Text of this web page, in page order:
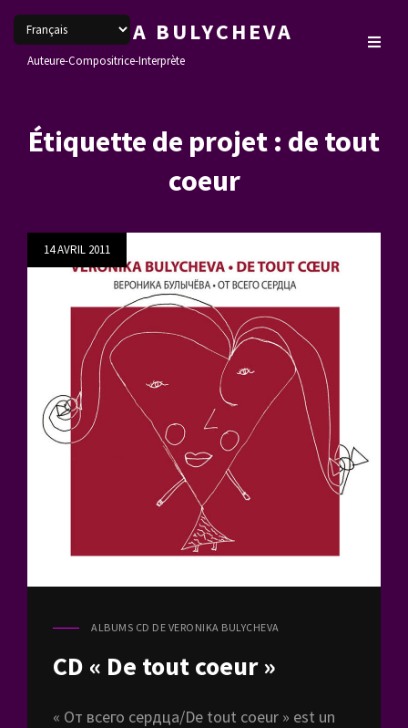
VERONIKA BULYCHEVA
Auteure-Compositrice-Interprète
Étiquette de projet : de tout
coeur
14 AVRIL 2011
CAT
ALBUMS CD DE VERONIKA BULYCHEVA
CD « De tout coeur »
« От всего сердца/De tout coeur » est un